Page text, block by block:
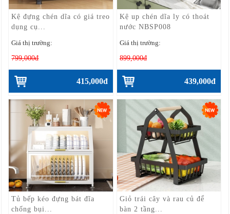
Kệ đựng chén dĩa có giá treo
dụng cụ...
Giá thị trường:
799,000đ
415,000đ
Kệ up chén dĩa ly có thoát
nước NBSP008
Giá thị trường:
899,000đ
439,000đ
Tủ bếp kéo đựng bát đĩa
chống bụi...
Giỏ trái cây và rau củ để
bàn 2 tầng...